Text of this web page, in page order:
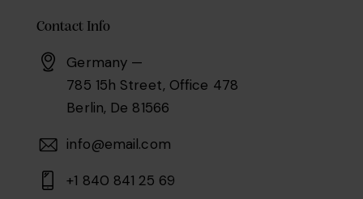
Contact Info
Germany —
785 15h Street, Office 478
Berlin, De 81566
info@email.com
+1 840 841 25 69